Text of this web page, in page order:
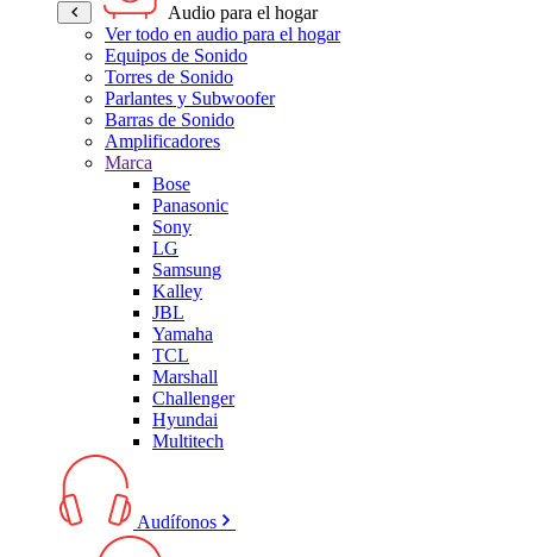
Audio para el hogar
Ver todo en audio para el hogar
Equipos de Sonido
Torres de Sonido
Parlantes y Subwoofer
Barras de Sonido
Amplificadores
Marca
Bose
Panasonic
Sony
LG
Samsung
Kalley
JBL
Yamaha
TCL
Marshall
Challenger
Hyundai
Multitech
Audífonos